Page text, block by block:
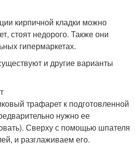
кирпичной кладки можно
стоят недорого. Также они
гипермаркетах.
и другие варианты
трафарет к подготовленной
нужно ее
Сверху с помощью шпателя
и разглаживаем его.